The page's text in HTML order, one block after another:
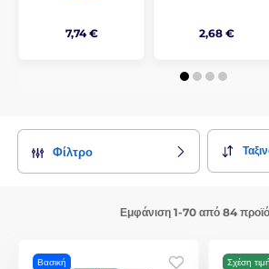
7,74 € 2,68 €
Φίλτρο
Εμφάνιση 1-70 από 84
Βασική Σχέση